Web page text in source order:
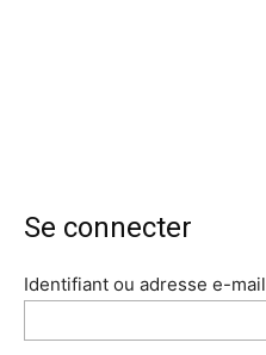
Se connecter
Identifiant ou adresse e-mail